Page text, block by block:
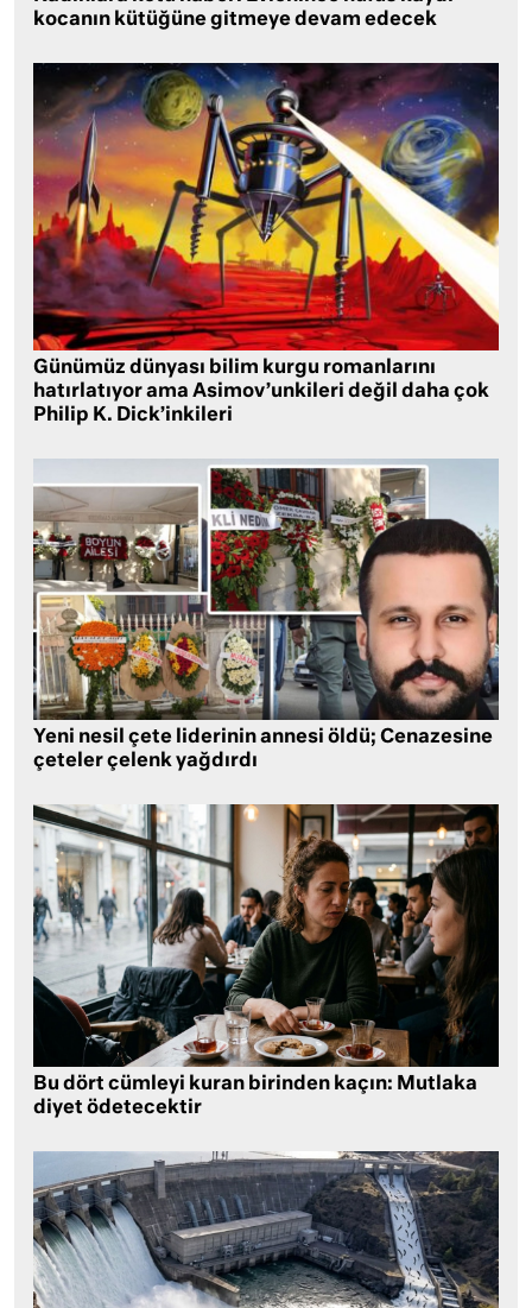
kocanın kütüğüne gitmeye devam edecek
Günümüz dünyası bilim kurgu romanlarını
hatırlatıyor ama Asimov’unkileri değil daha çok
Philip K. Dick’inkileri
Yeni nesil çete liderinin annesi öldü; Cenazesine
çeteler çelenk yağdırdı
Bu dört cümleyi kuran birinden kaçın: Mutlaka
diyet ödetecektir